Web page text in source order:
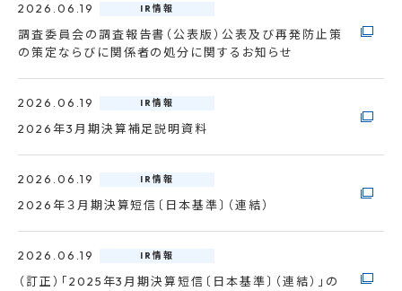
2026.06.19 IR情報
調査委員会の調査報告書（公表版）公表及び再発防止策
の策定ならびに関係者の処分に関するお知らせ
2026.06.19 IR情報
2026年3月期決算補足説明資料
2026.06.19 IR情報
2026年３月期決算短信〔日本基準〕（連結）
2026.06.19 IR情報
（訂正）「2025年3月期決算短信〔日本基準〕（連結）」の